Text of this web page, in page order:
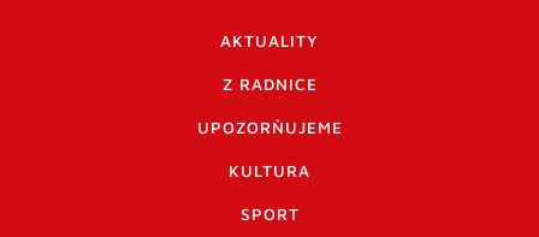
AKTUALITY
Z RADNICE
UPOZORŇUJEME
KULTURA
SPORT